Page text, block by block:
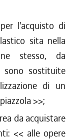
per l'acquisto di
sita nella
stesso, da
sono sostituite
di un
>>;
da acquistare
<< alle opere